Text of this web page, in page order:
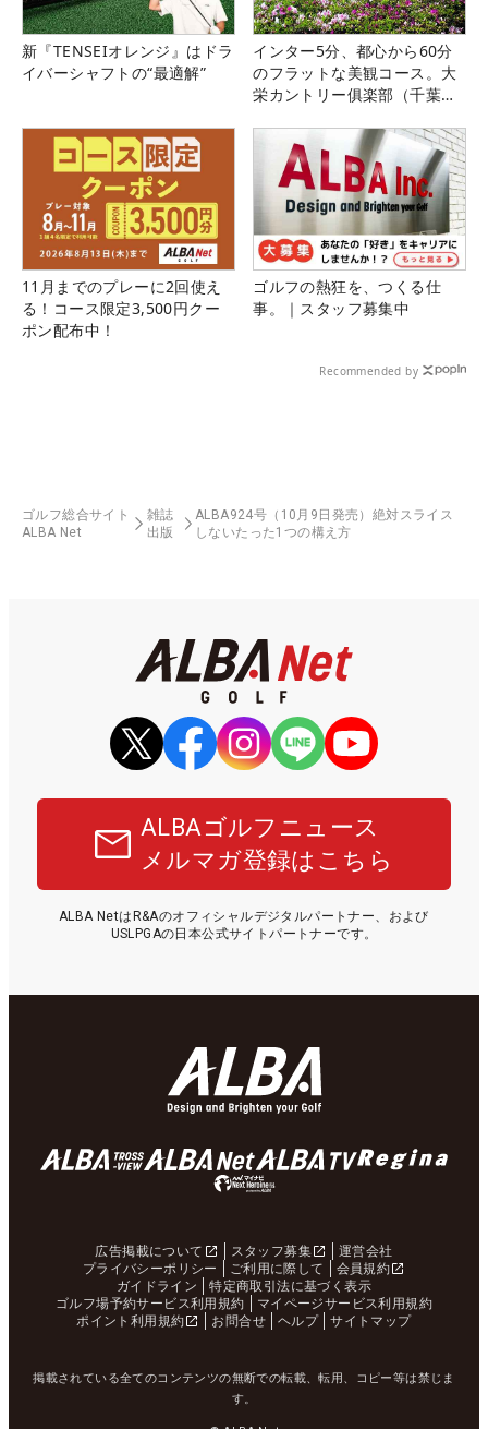
新『TENSEIオレンジ』はドラ
イバーシャフトの“最適解”
インター5分、都心から60分
のフラットな美観コース。大
栄カントリー俱楽部（千葉
11月までのプレーに2回使え
る！コース限定3,500円クー
ポン配布中！
ゴルフの熱狂を、つくる仕
事。｜スタッフ募集中
Recommended by
ゴルフ総合サイト
ALBA Net
雑誌
出版
ALBA924号（10月9日発売）絶対スライス
しないたった1つの構え方
ALBAゴルフニュース
メルマガ登録はこちら
ALBA NetはR&Aのオフィシャルデジタルパートナー、および
USLPGAの日本公式サイトパートナーです。
広告掲載について スタッフ募集
運営会社
プライバシーポリシー
ご利用に際して
会員規約
ガイドライン
特定商取引法に基づく表示
ゴルフ場予約サービス利用規約
マイページサービス利用規約
ポイント利用規約
お問合せ ヘルプ サイトマップ
掲載されている全てのコンテンツの無断での転載、転用、コピー等は禁じま
す。